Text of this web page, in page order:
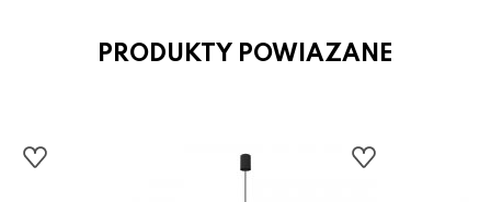
PRODUKTY POWIAZANE